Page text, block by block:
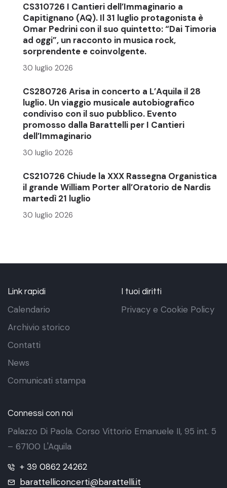
CS310726 I Cantieri dell’Immaginario a
Capitignano (AQ). Il 31 luglio protagonista è
Omar Pedrini con il suo quintetto: “Dai Timoria
ad oggi”, un racconto in musica rock,
sorprendente e coinvolgente.
30 luglio 2026
CS280726 Arisa in concerto a L’Aquila il 28
luglio. Un viaggio musicale autobiografico
condiviso con il suo pubblico. Evento
promosso dalla Barattelli per I Cantieri
dell’Immaginario
30 luglio 2026
CS210726 Chiude la XXX Rassegna Organistica
il grande William Porter all’Oratorio de Nardis
martedì 21 luglio
30 luglio 2026
Link rapidi
Calendario
Archivio storico
Contatti
News
Comunicati stampa
I tuoi diritti
Privacy e Cookie Policy
Connessi con noi
Palazzo Di Paola. Corso Vittorio Emanuele II, 95 int. 5
– 67100 L'Aquila
+ 39 0862 24262
barattelliconcerti@barattelli.it